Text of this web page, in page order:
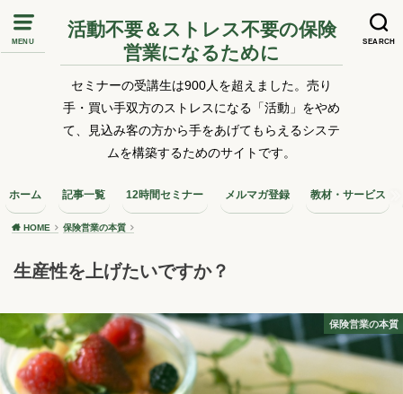
MENU SEARCH
活動不要＆ストレス不要の保険
営業になるために
セミナーの受講生は900人を超えました。売り
手・買い手双方のストレスになる「活動」をやめ
て、見込み客の方から手をあげてもらえるシステ
ムを構築するためのサイトです。
ホーム 記事一覧 12時間セミナー メルマガ登録 教材・サービス
HOME 保険営業の本質
生産性を上げたいですか？
保険営業の本質